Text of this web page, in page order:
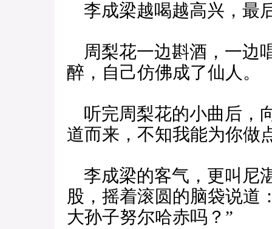
李成梁越喝越高兴，最
周梨花一边斟酒，一边
醉，自己仿佛成了仙人。
听完周梨花的小曲后，
道而来，不知我能为你做
李成梁的客气，更叫尼
股，摇着滚圆的脑袋说道
大孙子努尔哈赤吗？”